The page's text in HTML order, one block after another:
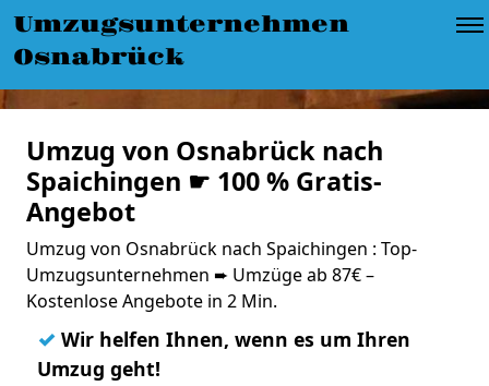
Umzugsunternehmen
Osnabrück
Umzug von Osnabrück nach
Spaichingen ☛ 100 % Gratis-
Angebot
Umzug von Osnabrück nach Spaichingen : Top-
Umzugsunternehmen ➨ Umzüge ab 87€ –
Kostenlose Angebote in 2 Min.
✓ Wir helfen Ihnen, wenn es um Ihren
Umzug geht!